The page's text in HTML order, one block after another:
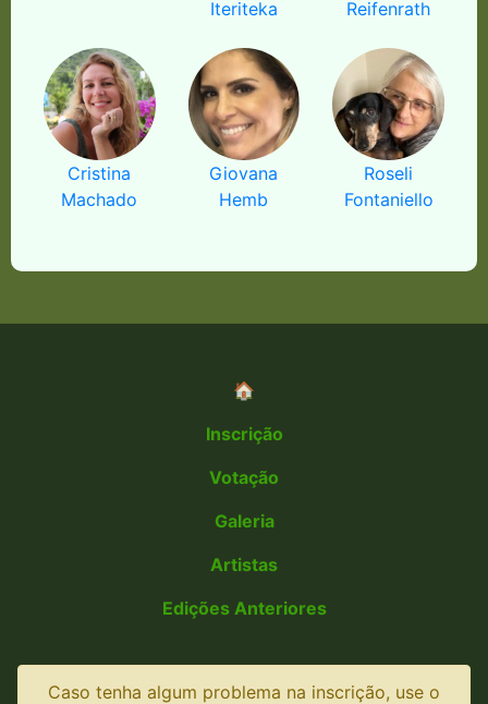
Iteriteka
Reifenrath
Cristina
Machado
Giovana
Hemb
Roseli
Fontaniello
🏠
Inscrição
Votação
Galeria
Artistas
Edições Anteriores
Caso tenha algum problema na inscrição, use o